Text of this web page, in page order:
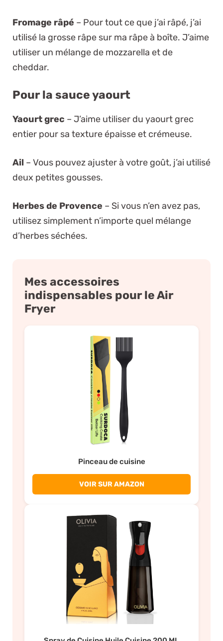
Fromage râpé – Pour tout ce que j’ai râpé, j’ai
utilisé la grosse râpe sur ma râpe à boîte. J’aime
utiliser un mélange de mozzarella et de
cheddar.
Pour la sauce yaourt
Yaourt grec – J’aime utiliser du yaourt grec
entier pour sa texture épaisse et crémeuse.
Ail – Vous pouvez ajuster à votre goût, j’ai utilisé
deux petites gousses.
Herbes de Provence – Si vous n’en avez pas,
utilisez simplement n’importe quel mélange
d’herbes séchées.
Mes accessoires
indispensables pour le Air
Fryer
Pinceau de cuisine
VOIR SUR AMAZON